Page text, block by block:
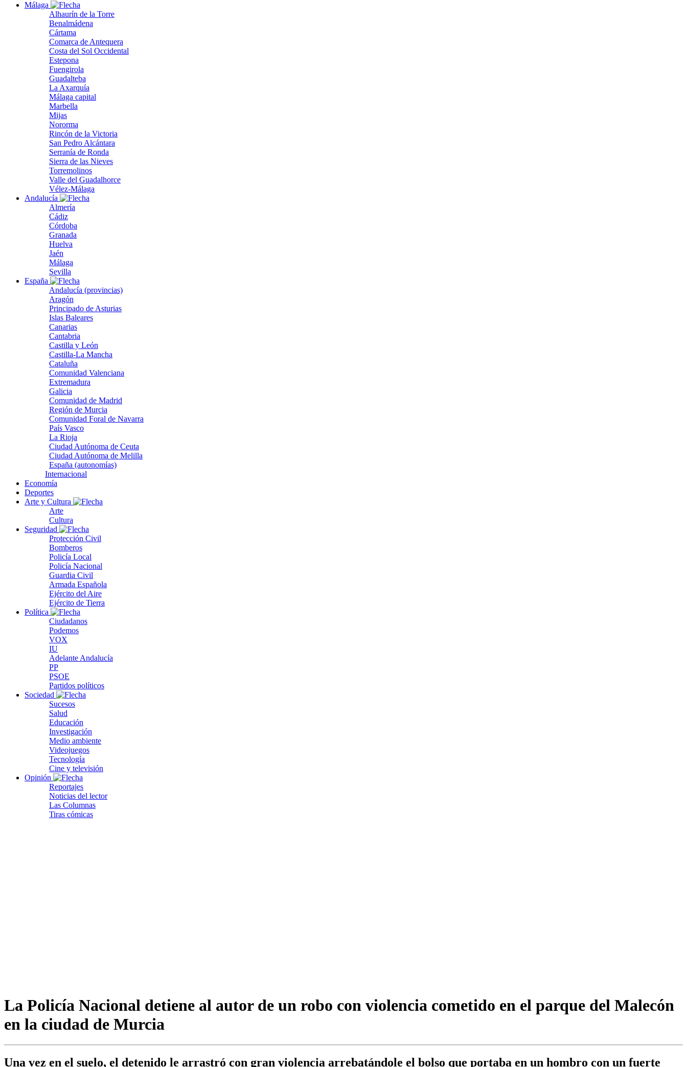
Málaga
Alhaurín de la Torre
Benalmádena
Cártama
Comarca de Antequera
Costa del Sol Occidental
Estepona
Fuengirola
Guadalteba
La Axarquía
Málaga capital
Marbella
Mijas
Nororma
Rincón de la Victoria
San Pedro Alcántara
Serranía de Ronda
Sierra de las Nieves
Torremolinos
Valle del Guadalhorce
Vélez-Málaga
Andalucía
Almería
Cádiz
Córdoba
Granada
Huelva
Jaén
Málaga
Sevilla
España
Andalucía (provincias)
Aragón
Principado de Asturias
Islas Baleares
Canarias
Cantabria
Castilla y León
Castilla-La Mancha
Cataluña
Comunidad Valenciana
Extremadura
Galicia
Comunidad de Madrid
Región de Murcia
Comunidad Foral de Navarra
País Vasco
La Rioja
Ciudad Autónoma de Ceuta
Ciudad Autónoma de Melilla
España (autonomías)
Internacional
Economía
Deportes
Arte y Cultura
Arte
Cultura
Seguridad
Protección Civil
Bomberos
Policía Local
Policía Nacional
Guardia Civil
Armada Española
Ejército del Aire
Ejército de Tierra
Política
Ciudadanos
Podemos
VOX
IU
Adelante Andalucía
PP
PSOE
Partidos políticos
Sociedad
Sucesos
Salud
Educación
Investigación
Medio ambiente
Videojuegos
Tecnología
Cine y televisión
Opinión
Reportajes
Noticias del lector
Las Columnas
Tiras cómicas
La Policía Nacional detiene al autor de un robo con violencia cometido en el parque del Malecón
en la ciudad de Murcia
Una vez en el suelo, el detenido le arrastró con gran violencia arrebatándole el bolso que portaba en un hombro con un fuerte